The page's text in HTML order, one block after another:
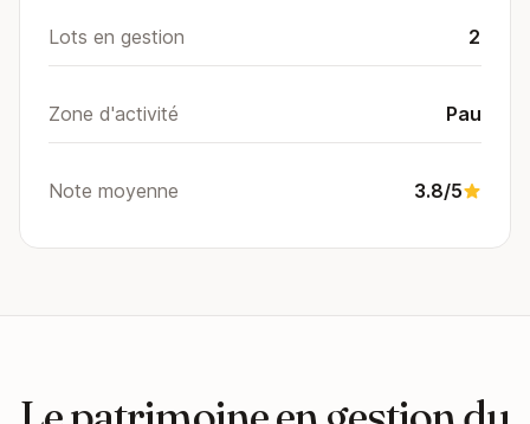
Lots en gestion 2
Zone d'activité Pau
Note moyenne 3.8/5